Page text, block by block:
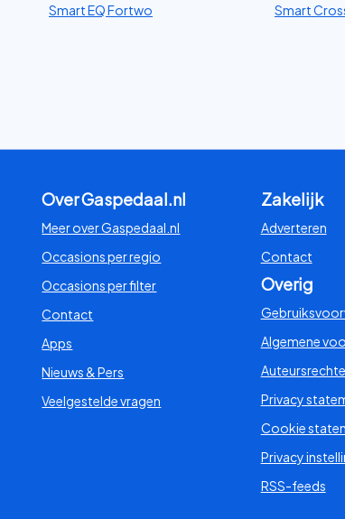
Smart EQ Fortwo Smart
Over Gaspedaal.nl
Meer over Gaspedaal.nl
Occasions per regio
Occasions per filter
Contact
Apps
Nieuws & Pers
Veelgestelde vragen
Zakelijk
Adverteren
Contact
Overig
Algemene
Privacy
Cookie
Privacy
RSS-feeds